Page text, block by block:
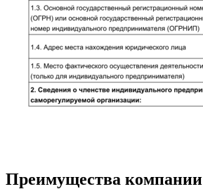
Преимущества компании